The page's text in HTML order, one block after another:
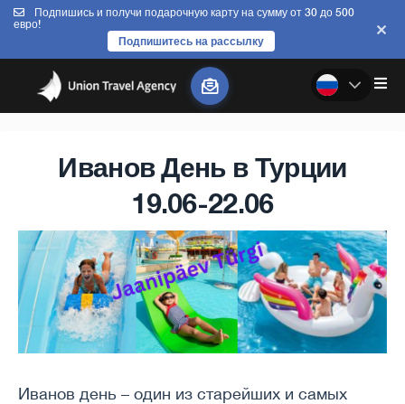
Подпишись и получи подарочную карту на сумму от 30 до 500
евро!
Подпишитесь на рассылку
Иванов День в Турции
19.06-22.06
Иванов день – один из старейших и самых